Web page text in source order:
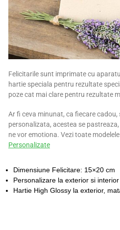
Felicitarile sunt imprimate cu
hartie speciala pentru rezultate
poze cat mai clare pentru rezultate
Ar fi ceva minunat, ca fiecare
personalizata, acestea se
ne vor emotiona. Vezi toate
Personalizate
Dimensiune Felicitare: 15×20 cm
Personalizare la exterior si interior
Hartie High Glossy la exterior,